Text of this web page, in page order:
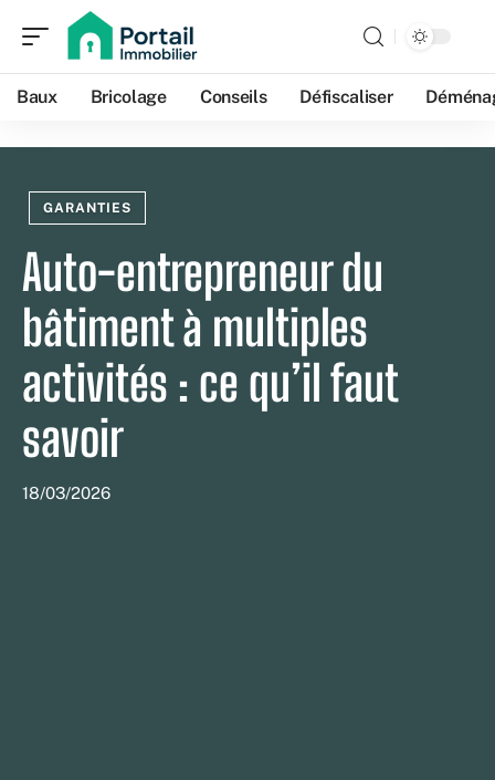
Baux Bricolage Conseils Défiscaliser
GARANTIES
Auto-entrepreneur du
bâtiment à multiples
activités : ce qu’il faut
savoir
18/03/2026